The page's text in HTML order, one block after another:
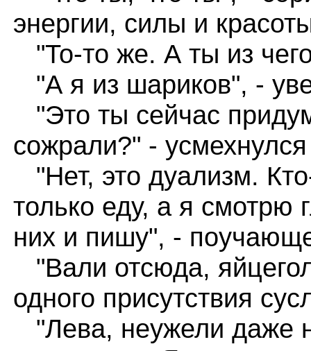
энергии, силы и
"То-то же. А ты из
"А я из шариков", -
"Это ты сейчас
сожрали?" -
"Нет, это дуализм.
только еду, а я
них и пишу", -
"Вали отсюда,
одного присутствия
"Лева, неужели даже